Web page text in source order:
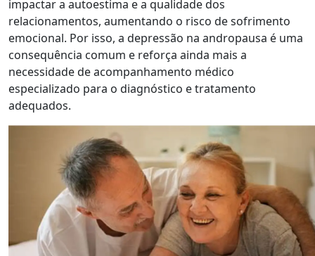
impactar a autoestima e a qualidade dos
relacionamentos, aumentando o risco de sofrimento
emocional. Por isso, a depressão na andropausa é uma
consequência comum e reforça ainda mais a
necessidade de acompanhamento médico
especializado para o diagnóstico e tratamento
adequados.